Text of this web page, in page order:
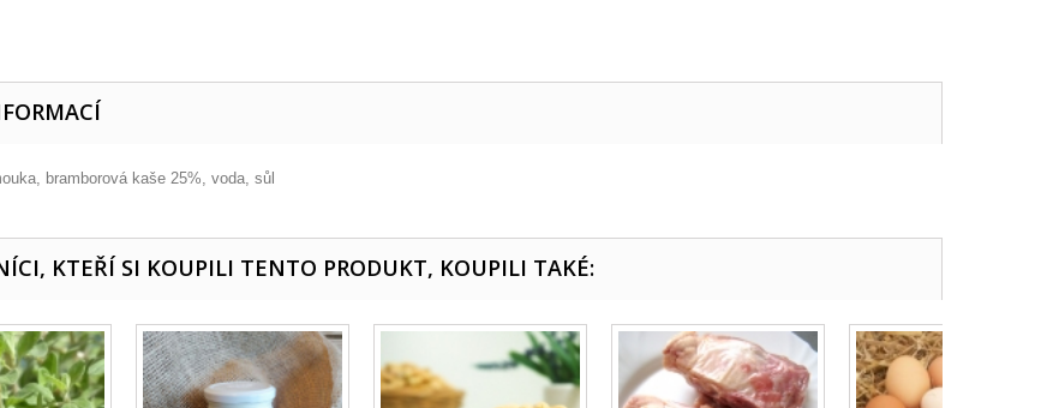
bramborová kaše 25%, voda, sůl
KTEŘÍ SI KOUPILI TENTO PRODUKT, KOUPILI TAKÉ: